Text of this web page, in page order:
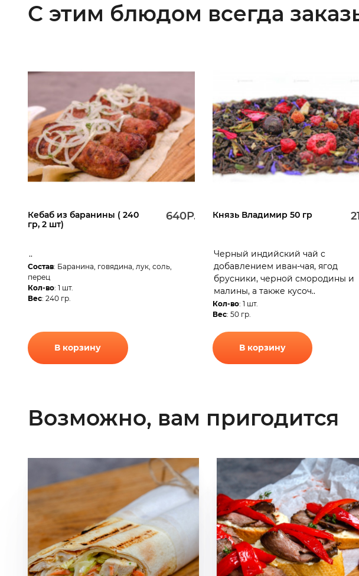
С этим блюдом всегда
Кебаб из баранины ( 240
гр, 2 шт)
640Р.
..
Состав: Баранина, говядина, лук, соль,
перец
Кол-во: 1 шт.
Вес: 240 гр.
В корзину
Князь Владимир 50 гр
Черный индийский чай с
добавлением иван-чая, ягод
брусники, черной смородины и
малины, а также кусоч..
Кол-во: 1 шт.
Вес: 50 гр.
В корзину
Возможно, вам пригодится